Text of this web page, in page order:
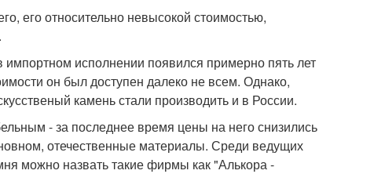
его относительно невысокой стоимостью,
исполнении появился примерно пять лет
он был доступен далеко не всем. Однако,
камень стали производить и в России.
- за последнее время цены на него снизились
отечественные материалы. Среди ведущих
можно назвать такие фирмы как "Алькора -